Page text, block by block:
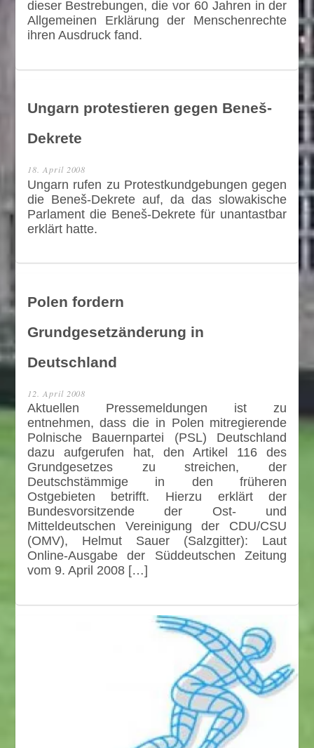
dieser Bestrebungen, die vor 60 Jahren in der
Allgemeinen Erklärung der Menschenrechte
ihren Ausdruck fand.
Ungarn protestieren gegen Beneš-
Dekrete
18. April 2008
Ungarn rufen zu Protestkundgebungen gegen
die Beneš-Dekrete auf, da das slowakische
Parlament die Beneš-Dekrete für unantastbar
erklärt hatte.
Polen fordern
Grundgesetzänderung in
Deutschland
12. April 2008
Aktuellen Pressemeldungen ist zu
entnehmen, dass die in Polen mitregierende
Polnische Bauernpartei (PSL) Deutschland
dazu aufgerufen hat, den Artikel 116 des
Grundgesetzes zu streichen, der
Deutschstämmige in den früheren
Ostgebieten betrifft. Hierzu erklärt der
Bundesvorsitzende der Ost- und
Mitteldeutschen Vereinigung der CDU/CSU
(OMV), Helmut Sauer (Salzgitter): Laut
Online-Ausgabe der Süddeutschen Zeitung
vom 9. April 2008 […]